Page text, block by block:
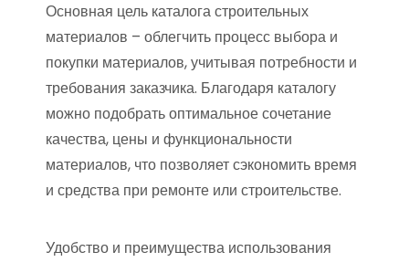
Основная цель каталога строительных
материалов – облегчить процесс выбора и
покупки материалов, учитывая потребности и
требования заказчика. Благодаря каталогу
можно подобрать оптимальное сочетание
качества, цены и функциональности
материалов, что позволяет сэкономить время
и средства при ремонте или строительстве.
Удобство и преимущества использования